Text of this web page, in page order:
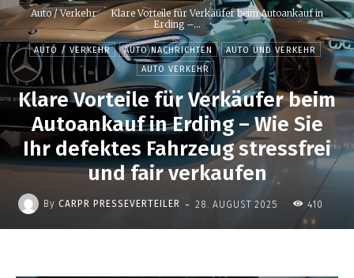
Auto / Verkehr
Klare Vorteile für Verkäufer beim Autoankauf in
Erding –...
AUTO / VERKEHR AUTO NACHRICHTEN
AUTO UND VERKEHR
AUTO VERKEHR
Klare Vorteile für Verkäufer beim
Autoankauf in Erding – Wie Sie
Ihr defektes Fahrzeug stressfrei
und fair verkaufen
By CARPR PRESSEVERTEILER - 28. AUGUST 2025 410